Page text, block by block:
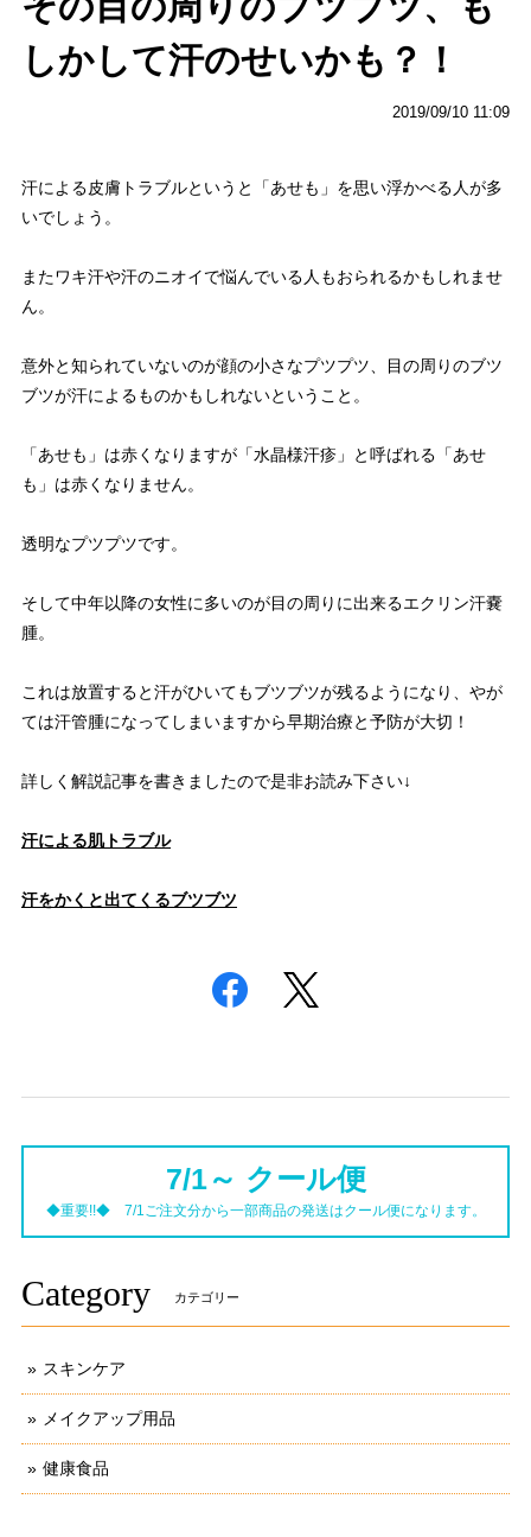
しかして汗のせいかも？！
2019/09/10 11:09
汗による皮膚トラブルというと「あせも」を思い浮かべる人が多
いでしょう。
またワキ汗や汗のニオイで悩んでいる人もおられるかもしれませ
ん。
意外と知られていないのが顔の小さなプツプツ、目の周りのブツ
ブツが汗によるものかもしれないということ。
「あせも」は赤くなりますが「水晶様汗疹」と呼ばれる「あせ
も」は赤くなりません。
透明なプツプツです。
そして中年以降の女性に多いのが目の周りに出来るエクリン汗嚢
腫。
これは放置すると汗がひいてもブツブツが残るようになり、やが
ては汗管腫になってしまいますから早期治療と予防が大切！
詳しく解説記事を書きましたので是非お読み下さい↓
汗による肌トラブル
汗をかくと出てくるブツブツ
7/1～ クール便
◆重要!!◆ 7/1ご注文分から一部商品の発送はクール便になります。
Category カテゴリー
スキンケア
メイクアップ用品
健康食品